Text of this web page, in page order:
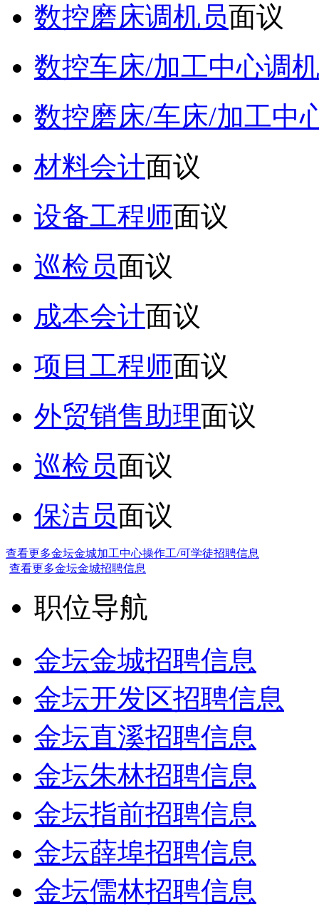
数控磨床调机员面议
数控车床/加工中心调
数控磨床/车床/加工中
材料会计面议
设备工程师面议
巡检员面议
成本会计面议
项目工程师面议
外贸销售助理面议
巡检员面议
保洁员面议
查看更多金坛金城加工中心操作工/可学徒招聘信息
查看更多金坛金城招聘信息
职位导航
金坛金城招聘信息
金坛开发区招聘信息
金坛直溪招聘信息
金坛朱林招聘信息
金坛指前招聘信息
金坛薛埠招聘信息
金坛儒林招聘信息